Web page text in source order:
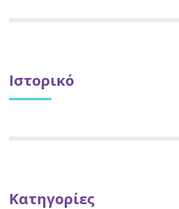
Ιστορικό
Kατηγορίες